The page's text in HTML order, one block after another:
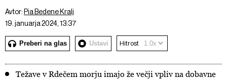
Avtor: Pia Bedene Kralj
19. januarja 2024, 13:37
Preberi na glas Ustavi Hitrost
Težave v Rdečem morju imajo že večji vpliv na dobavne